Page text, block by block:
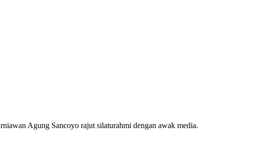
Agung Sancoyo rajut silaturahmi dengan awak media.